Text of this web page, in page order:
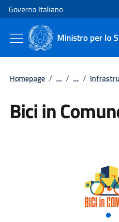
Vai al contenuto
Vai alla navigazione del sito
Governo Italiano
Ministro per lo
Homepage / ... / ... /
Bici in